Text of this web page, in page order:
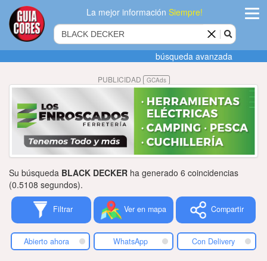
La mejor informaciónSiempre!
Agregar
empresa
Actualizar
datos
Publicidad
Tiendacores
Contactenos
búsqueda avanzada
PUBLICIDAD GCAds
Su búsqueda BLACK DECKER ha generado 6 coincidencias
(0.5108 segundos).
Filtrar Ver en mapa Compartir
Abierto ahora WhatsApp Con Delivery